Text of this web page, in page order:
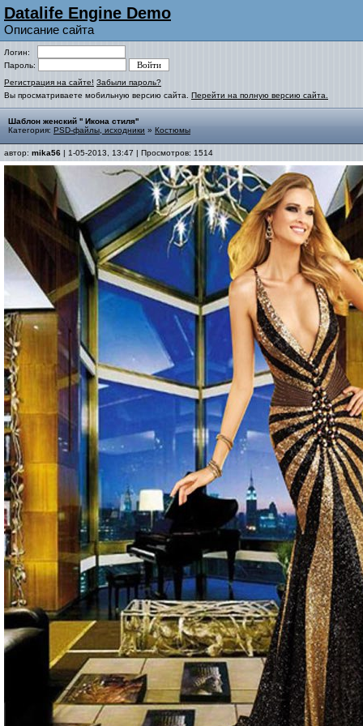
Datalife Engine Demo
Описание сайта
Логин:
Пароль:
Регистрация на сайте! Забыли пароль?
Вы просматриваете мобильную версию сайта. Перейти на полную версию сайта.
Шаблон женский '' Икона стиля''
Категория: PSD-файлы, исходники » Костюмы
автор: mika56 | 1-05-2013, 13:47 | Просмотров: 1514